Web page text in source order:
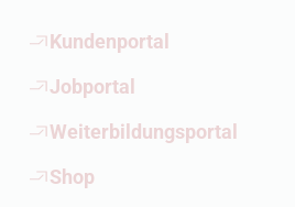
Kundenportal
(Öffnet externen Link)
Jobportal
(Öffnet externen Link)
Weiterbildungsportal
(Öffnet externen Link)
Shop
(Öffnet externen Link)